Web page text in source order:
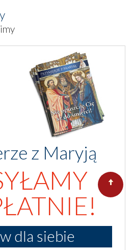
z Maryją
dla siebie